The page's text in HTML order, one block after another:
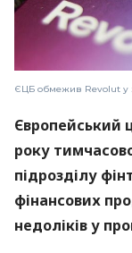
ЄЦБ обмежив Revolut у
Європейський
року
підрозділу
фінансових
недоліків у